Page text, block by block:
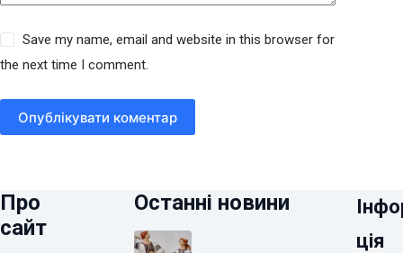
Save my name, email and website in this browser for
the next time I comment.
Опублікувати коментар
Про
сайт
Останні новини
ція